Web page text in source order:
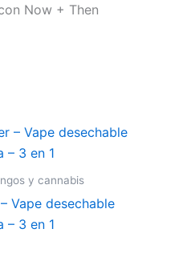
Now + Then
y cannabis
Vape desechable
– 3 en 1